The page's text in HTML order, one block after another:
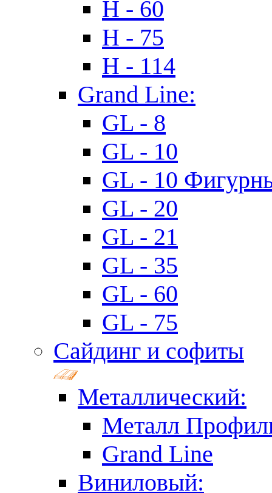
H - 60
H - 75
H - 114
Grand Line:
GL - 8
GL - 10
GL - 10
GL - 20
GL - 21
GL - 35
GL - 60
GL - 75
Сайдинг и софиты
Металлический:
Металл
Grand Line
Виниловый: